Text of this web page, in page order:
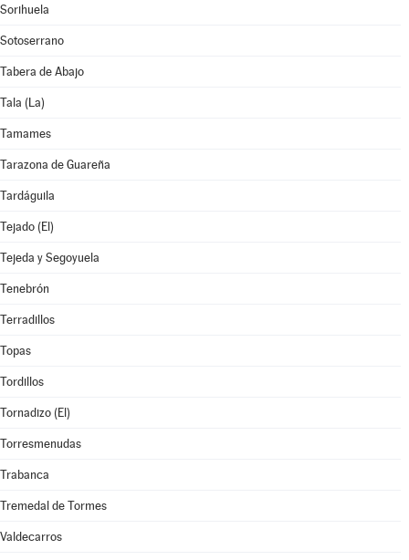
Sorihuela
Sotoserrano
Tabera de Abajo
Tala (La)
Tamames
Tarazona de Guareña
Tardáguila
Tejado (El)
Tejeda y Segoyuela
Tenebrón
Terradillos
Topas
Tordillos
Tornadizo (El)
Torresmenudas
Trabanca
Tremedal de Tormes
Valdecarros